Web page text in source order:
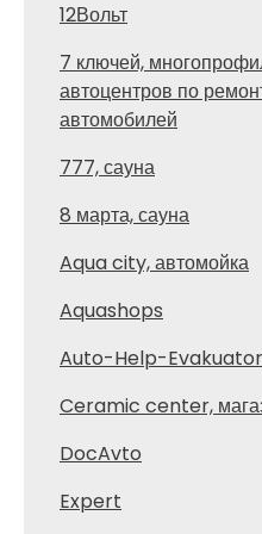
12Вольт
7 ключей,
автоцентров по
автомобилей
777, сауна
8 марта, сауна
Aqua city, автомойка
Aquashops
Auto-Help-Evakuator
Ceramic center,
DocAvto
Expert